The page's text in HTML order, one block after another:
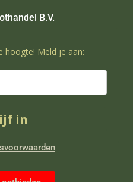
B.V.
hoogte! Meld je aan:
in